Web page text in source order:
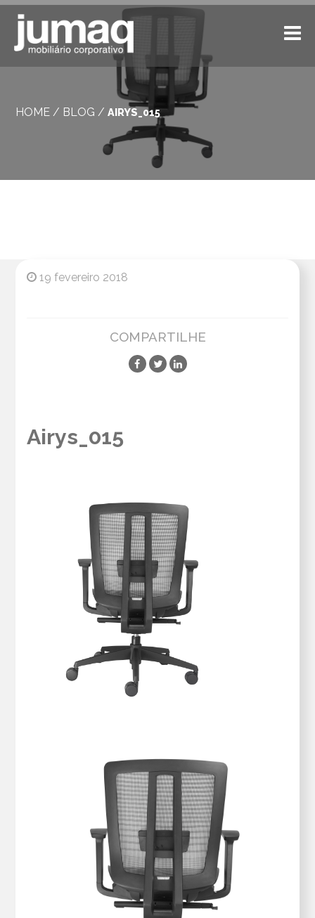
HOME / BLOG /AIRYS_015
19 fevereiro 2018
COMPARTILHE
Airys_015